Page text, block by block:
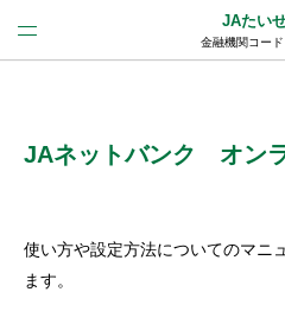
JAたい
金融機関コー
(法人JAネット
JAネットバンク オン
使い方や設定方法についてのマニ
ます。